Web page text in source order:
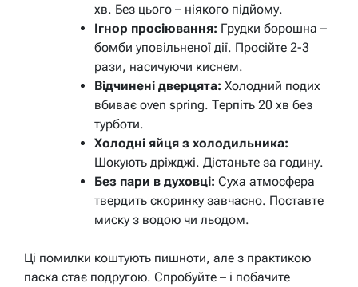
хв. Без цього – ніякого підйому.
Ігнор просіювання: Грудки борошна –
бомби уповільненої дії. Просійте 2-3
рази, насичуючи киснем.
Відчинені дверцята: Холодний подих
вбиває oven spring. Терпіть 20 хв без
турботи.
Холодні яйця з холодильника:
Шокують дріжджі. Дістаньте за годину.
Без пари в духовці: Суха атмосфера
твердить скоринку завчасно. Поставте
миску з водою чи льодом.
Ці помилки коштують пишноти, але з практикою
паска стає подругою. Спробуйте – і побачите